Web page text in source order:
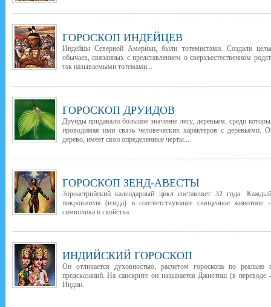
ГОРОСКОП ИНДЕЙЦЕВ
Индейцы Северной Америки, были тотемистами. Создали
обычаев, связанных с представлением о сверхъестественном
так называемыми тотемами...
ГОРОСКОП ДРУИДОВ
Друиды придавали большое значение лесу, деревьям, среди
проводимая ими связь человеческих характеров с
дерево, имеет свои определенные черты...
ГОРОСКОП ЗЕНД-АВЕСТЫ
Зороастрийский календарный цикл составляет 32 года.
покровителя (изеда) и соответствующее священное
символика и свойства.
ИНДИЙСКИЙ ГОРОСКОП
Он отличается духовностью, расчетом гороскопа по
предсказаний. На санскрите он называется Джиотиш (в переводе
Индии.